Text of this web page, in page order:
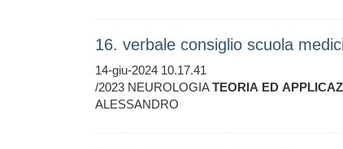
16. verbale consiglio scuola
14-giu-2024 10.17.41
/2023 NEUROLOGIATEORIA ED
ALESSANDRO